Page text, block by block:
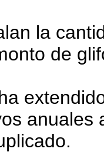
la
de
anuales